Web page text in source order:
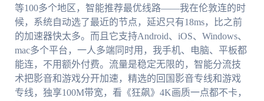
等100多个地区，智能推荐最优线路——我在伦敦连的时
候，系统自动选了最近的节点，延迟只有18ms，比之前
的加速器快太多。而且它支持Android、iOS、Windows、
mac多个平台，一人多端同时用，我手机、电脑、平板都
能连，不用额外付费。流量是稳定无限的，智能分流技
术把影音和游戏分开加速，精选的回国影音专线和游戏
专线，独享100M带宽，看《狂飙》4K画质一点都不卡，